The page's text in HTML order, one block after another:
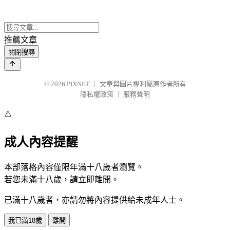
推薦文章
關閉搜尋
© 2026 PIXNET
文章與圖片權利屬原作者所有
隱私權政策
服務聲明
⚠️
成人內容提醒
本部落格內容僅限年滿十八歲者瀏覽。
若您未滿十八歲，請立即離開。
已滿十八歲者，亦請勿將內容提供給未成年人士。
我已滿18歲 離開